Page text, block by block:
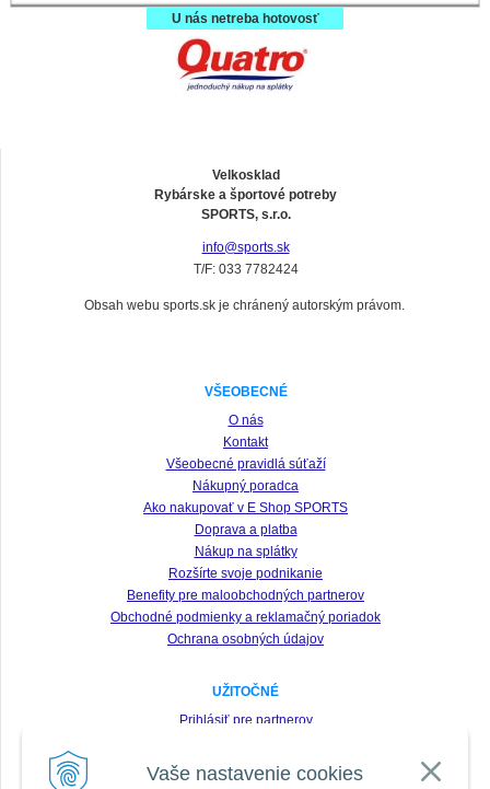
Vaše nastavenie cookies
U nás netreba hotovosť
Velkosklad
Rybárske a športové potreby
SPORTS, s.r.o.
info@sports.sk
T/F: 033 7782424
Obsah webu sports.sk je chránený autorským právom.
VŠEOBECNÉ
O nás
Kontakt
Všeobecné pravidlá súťaží
Nákupný poradca
Ako nakupovať v E Shop SPORTS
Doprava a platba
Nákup na splátky
Rozšírte svoje podnikanie
Benefity pre maloobchodných partnerov
Obchodné podmienky a reklamačný poriadok
Ochrana osobných údajov
UŽITOČNÉ
Prihlásiť pre partnerov
Zabudnuté heslo